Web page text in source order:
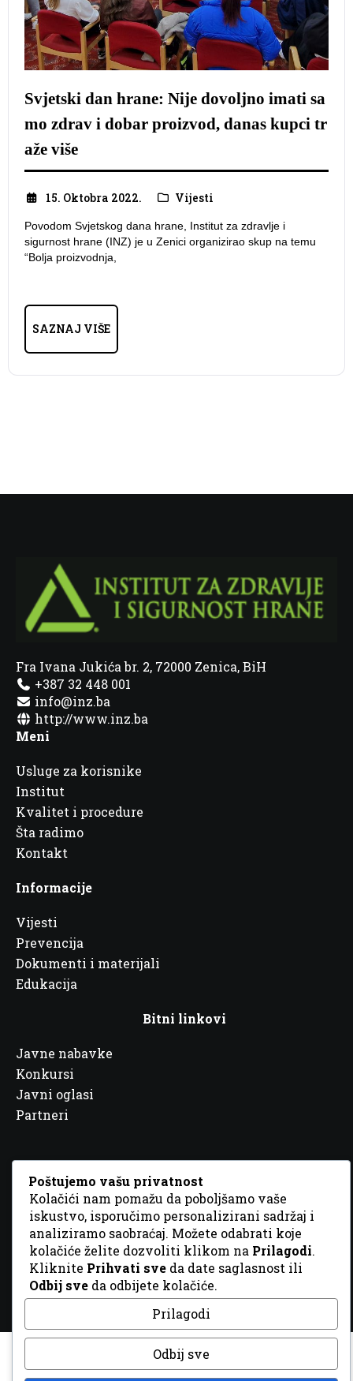
Svjetski dan hrane: Nije dovoljno imati sa
mo zdrav i dobar proizvod, danas kupci tr
aže više
15. Oktobra 2022. Vijesti
Povodom Svjetskog dana hrane, Institut za zdravlje i
sigurnost hrane (INZ) je u Zenici organizirao skup na temu
“Bolja proizvodnja,
SAZNAJ VIŠE
Fra Ivana Jukića br. 2, 72000 Zenica, BiH
+387 32 448 001
info@inz.ba
http://www.inz.ba
Meni
Usluge za korisnike
Institut
Kvalitet i procedure
Šta radimo
Kontakt
Informacije
Vijesti
Prevencija
Dokumenti i materijali
Edukacija
Bitni linkovi
Javne nabavke
Konkursi
Javni oglasi
Partneri
© 2026 Sva prava zadržana. DizajnGordonDM
Poštujemo vašu privatnost
Kolačići nam pomažu da poboljšamo vaše
iskustvo, isporučimo personalizirani sadržaj i
analiziramo saobraćaj. Možete odabrati koje
kolačiće želite dozvoliti klikom na Prilagodi.
Kliknite Prihvati sve da date saglasnost ili
Odbij sve da odbijete kolačiće.
Prilagodi
Odbij sve